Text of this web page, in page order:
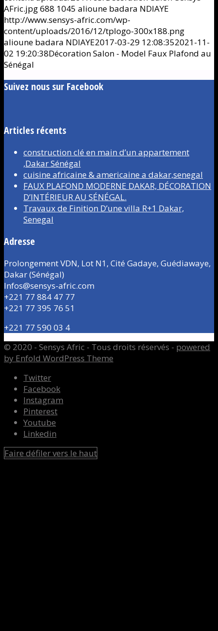
AFric.jpg688 1045 alioune badara NDIAYE
http://www.sensys-afric.com/wp-
content/uploads/2016/12/tplogo-300x188.png
alioune badara NDIAYE2017-03-29 12:08:352021-11-
02 19:20:38Décoration Salon - Model Faux Plafond au
Sénégal
Suivez nous sur Facebook
Articles récents
construction clé en main d’un appartement
,Dakar Sénégal
cuisine africaine & americaine a dakar,senegal
FAUX PLAFOND MODERNE DAKAR, DÉCORATION
D’INTÉRIEUR AU SÉNÉGAL.
Travaux de Finition D’une villa R+1 Dakar,
Senegal
Adresse
Prolongement VDN, Lot N1, Cité Gadaye, Guédiawaye,
Dakar (Sénégal)
Infos@sensys-afric.com
+221 77 884 47 77
+221 77 395 76 51
+221 77 590 03 4
© 2020 - Sensys Afric - Tous droits réservés - powered
by Enfold WordPress Theme
Twitter
Facebook
Instagram
Pinterest
Youtube
Linkedin
Faire défiler vers le haut